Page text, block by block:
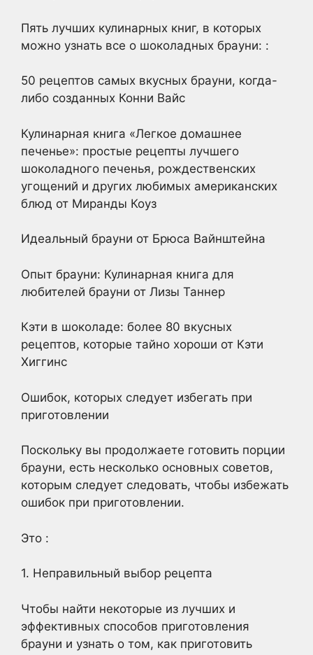
Пять лучших кулинарных книг, в которых
можно узнать все о шоколадных брауни: :
50 рецептов самых вкусных брауни, когда-
либо созданных Конни Вайс
Кулинарная книга «Легкое домашнее
печенье»: простые рецепты лучшего
шоколадного печенья, рождественских
угощений и других любимых американских
блюд от Миранды Коуз
Идеальный брауни от Брюса Вайнштейна
Опыт брауни: Кулинарная книга для
любителей брауни от Лизы Таннер
Кэти в шоколаде: более 80 вкусных
рецептов, которые тайно хороши от Кэти
Хиггинс
Ошибок, которых следует избегать при
приготовлении
Поскольку вы продолжаете готовить порции
брауни, есть несколько основных советов,
которым следует следовать, чтобы избежать
ошибок при приготовлении.
Это :
1. Неправильный выбор рецепта
Чтобы найти некоторые из лучших и
эффективных способов приготовления
брауни и узнать о том, как приготовить